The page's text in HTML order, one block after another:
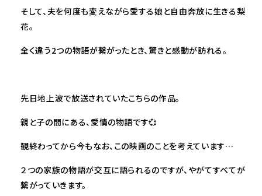
そして、夫を何度も変えながら愛する娘と自由奔放に生きる梨
花。
全く違う2つの物語が繋がったとき、驚きと感動が訪れる。
先日地上波で放送されていたこちらの作品。
親と子の間にある、愛情の物語です💞
観終わってから今もなお、この映画のことを考えています…
２つの家族の物語が交互に語られるのですが、やがてすべてが
繋がっていきます。